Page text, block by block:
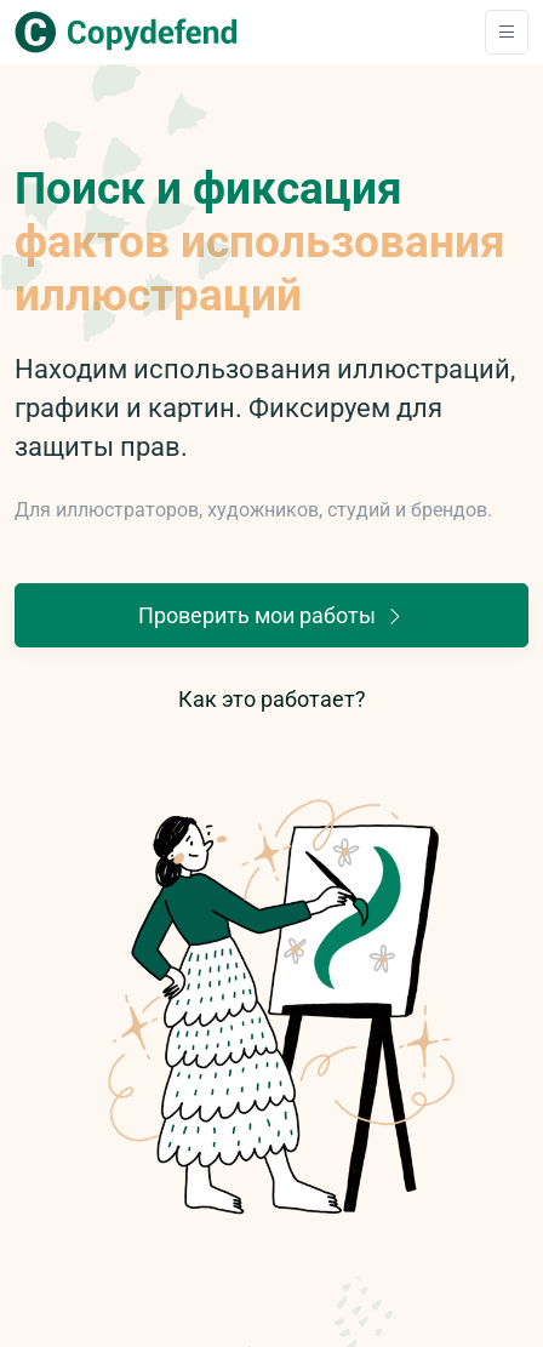
Поиск и фиксация
фактов использования
иллюстраций
Находим использования иллюстраций,
графики и картин. Фиксируем для
защиты прав.
Для иллюстраторов, художников, студий и брендов.
Проверить мои работы
Как это работает?